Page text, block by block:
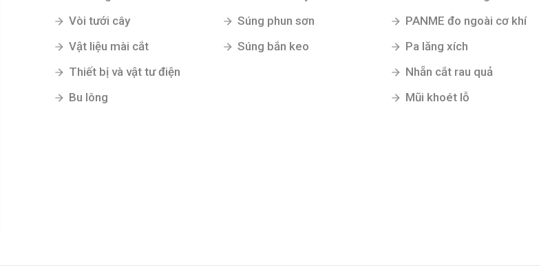
Vòi tưới cây
Vật liệu mài cắt
Thiết bị và vật tư điện
Bu lông
Súng phun sơn
Súng bắn keo
PANME đo ngoài cơ khí
Pa lăng xích
Nhẵn cắt rau quả
Mũi khoét lỗ